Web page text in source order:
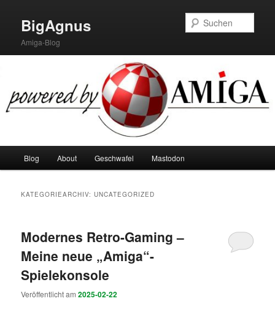
primären
springen
sekundären
springen
BigAgnus
Amiga-Blog
Blog About Geschwafel Mastodon
KATEGORIEARCHIV:UNCATEGORIZED
Modernes Retro-Gaming –
Meine neue „Amiga“-
Spielekonsole
Veröffentlicht am2025-02-22